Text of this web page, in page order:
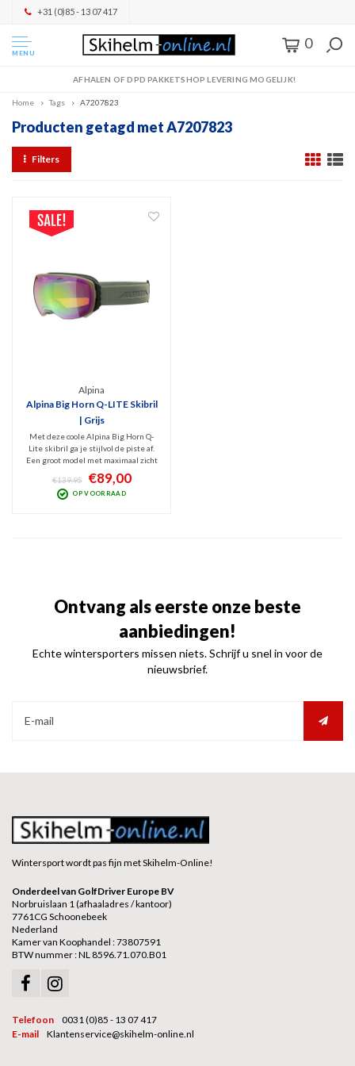
+31 (0)85 - 13 07 417
MENU
0
AFHALEN OF DPD PAKKETSHOP LEVERING MOGELIJK!
Home Tags A7207823
Producten getagd met A7207823
Filters
Alpina
Alpina Big Horn Q-LITE Skibril
| Grijs
Met deze coole Alpina Big Horn Q-
Lite skibril ga je stijlvol de piste af.
Een groot model met maximaal zicht
met Quattroflex Lite Mirror lens (Cat.
2). Thermoblock techniek waardoor
de bril niet bevriest en nauwelijks
€139,95 €89,00
OP VOORRAAD
Ontvang als eerste onze beste
aanbiedingen!
Echte wintersporters missen niets. Schrijf u snel in voor de
nieuwsbrief.
Wintersport wordt pas fijn met Skihelm-Online!
Onderdeel van GolfDriver Europe BV
Norbruislaan 1 (afhaaladres / kantoor)
7761CG Schoonebeek
Nederland
Kamer van Koophandel : 73807591
BTW nummer : NL 8596.71.070.B01
Telefoon
0031 (0)85 - 13 07 417
E-mail
Klantenservice@skihelm-online.nl